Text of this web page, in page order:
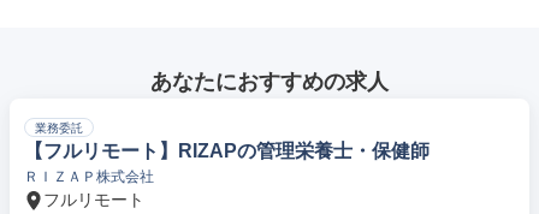
あなたにおすすめの求人
業務委託
【フルリモート】RIZAPの管理栄養士・保健師
ＲＩＺＡＰ株式会社
フルリモート